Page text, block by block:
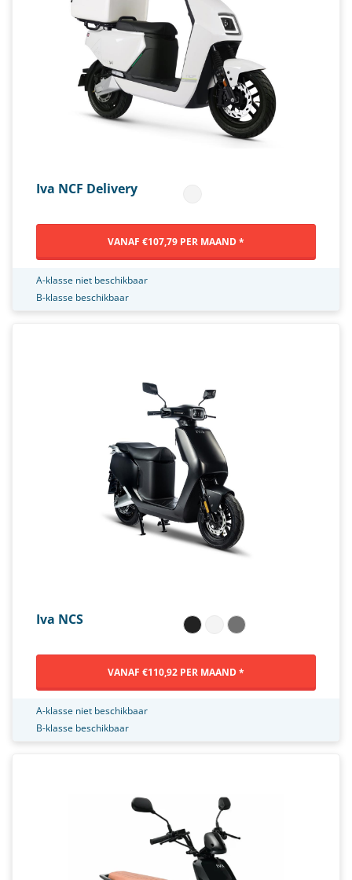
Iva NCF Delivery
VANAF €107,79 PER MAAND *
A-klasse niet beschikbaar
B-klasse beschikbaar
Iva NCS
VANAF €110,92 PER MAAND *
A-klasse niet beschikbaar
B-klasse beschikbaar